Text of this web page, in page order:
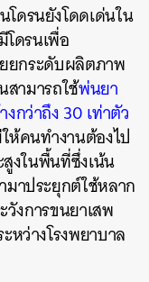
ดรนยังโดดเด่นใน
ดรนเพื่อ
ยกระดับผลิตภาพ
สามารถใช้พ่นยา
ว่าถึง 30 เท่าตัว
ห้คนทำงานต้องไป
งในพื้นที่ซึ่งเน้น
าประยุกต์ใช้หลาก
งการขนยาเสพ
ว่างโรงพยาบาล